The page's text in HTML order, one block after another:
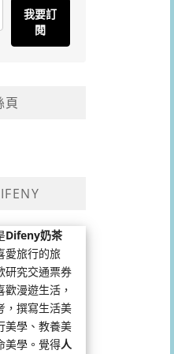
我要訂
閱
頁
Difeny奶茶
愛旅行的旅
研究交通票券
歡漫遊生活，
，撰寫生活美
美學、教養美
美學。覺得人